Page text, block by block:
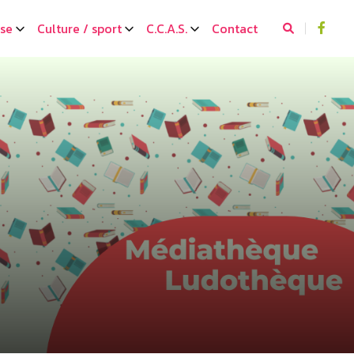
Culture / sport C.C.A.S. Contact